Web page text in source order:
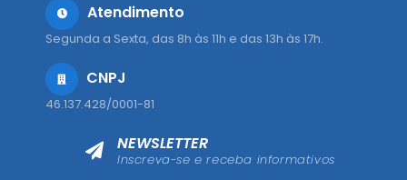
Atendimento
Segunda a Sexta, das 8h às 11h e das 13h às 17h.
CNPJ
46.137.428/0001-81
NEWSLETTER
Inscreva-se e receba informativos